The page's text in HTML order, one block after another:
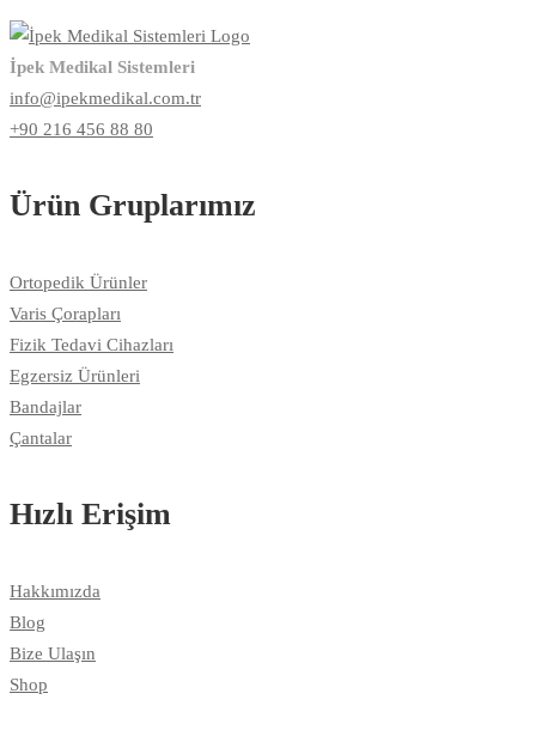
İpek Medikal Sistemleri
info@ipekmedikal.com.tr
+90 216 456 88 80
Ürün Gruplarımız
Ortopedik Ürünler
Varis Çorapları
Fizik Tedavi Cihazları
Egzersiz Ürünleri
Bandajlar
Çantalar
Hızlı Erişim
Hakkımızda
Blog
Bize Ulaşın
Shop